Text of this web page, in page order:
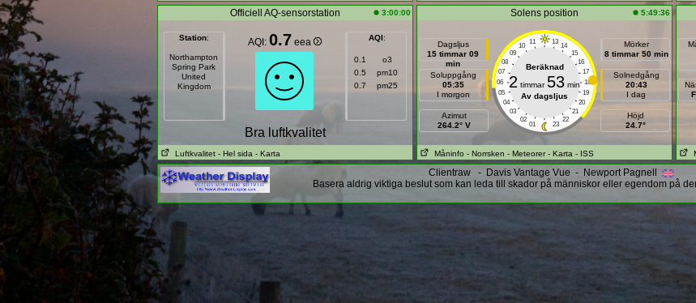
Officiell AQ-sensorstation 3:00:00
Station:
Northampton
Spring Park
United
Kingdom
AQI: 0.7 eea AQI:
0.1
o3
0.5
pm10
0.7
pm25
Bra luftkvalitet
Luftkvalitet - Hel sida - Karta
Solens position 5:49:36
Dagsljus
15 timmar 09
min
Soluppgång
05:35
I morgon
Azimut
264.2° V
11 13
10
14
09
15
08
16
07
17
06
18
05
19
04
20
03
21
02
22
01 23
Beräknad
2 timmar 53 min
Av dagsljus
Mörker
8 timmar 50 min
Solnedgång
20:43
I dag
Höjd
24.7°
Måninfo - Norrsken - Meteorer - Karta - ISS
Clientraw - Davis Vantage Vue - Newport Pagnell
Basera aldrig viktiga beslut som kan leda till skador på människor eller egendom på